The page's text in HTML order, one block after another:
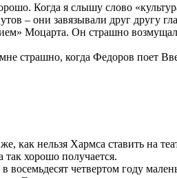
Когда я слышу слово
– они завязывали друг другу
Моцарта. Он страшно
когда Федоров поет
как нельзя Хармса ставить на
так хорошо получается.
четвертом году